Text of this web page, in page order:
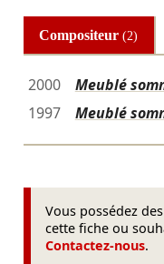
Compositeur(2)
2000
Meublé
1997
Meublé
Vous possédez
cette fiche ou
Contactez-nous.